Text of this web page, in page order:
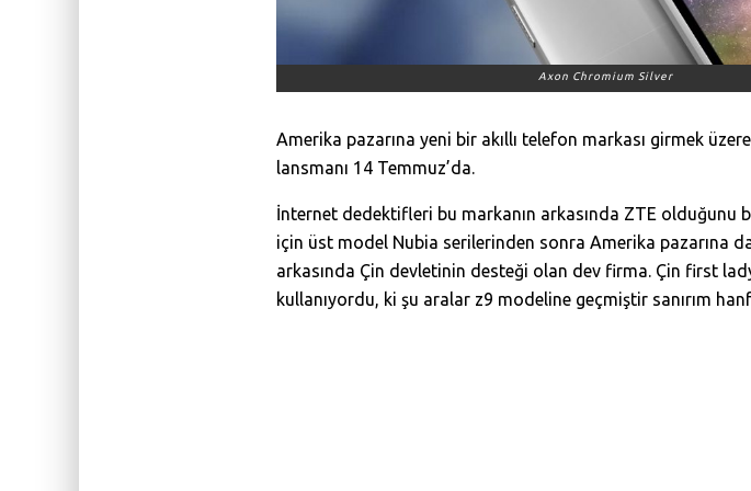
Axon Chromium Silver
Amerika pazarına yeni bir akıllı telefon markası girmek
lansmanı 14 Temmuz’da.
İnternet dedektifleri bu markanın arkasında ZTE olduğunu
için üst model Nubia serilerinden sonra Amerika pazarına
arkasında Çin devletinin desteği olan dev firma. Çin first
kullanıyordu, ki şu aralar z9 modeline geçmiştir sanırım